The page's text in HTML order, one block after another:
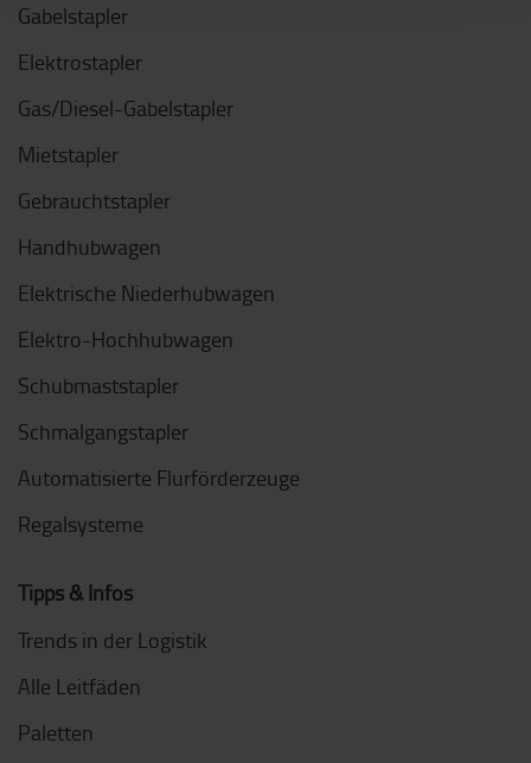
Gabelstapler
Elektrostapler
Gas/Diesel-Gabelstapler
Mietstapler
Gebrauchtstapler
Handhubwagen
Elektrische Niederhubwagen
Elektro-Hochhubwagen
Schubmaststapler
Schmalgangstapler
Automatisierte Flurförderzeuge
Regalsysteme
Tipps & Infos
Trends in der Logistik
Alle Leitfäden
Paletten